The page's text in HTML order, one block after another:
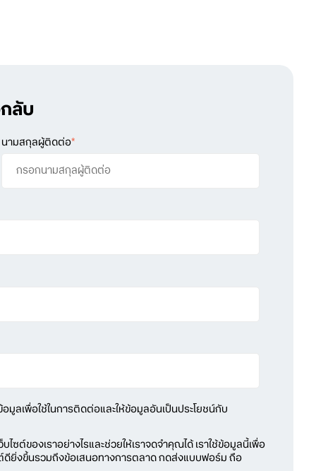
ลับ
นามสกุลผู้ติดต่อ*
มูลเพื่อใช้ในการติดต่อและให้ข้อมูลอันเป็นประโยชน์กับ
ซต์ของเราอย่างไรและช่วยให้เราจดจำคุณได้ เราใช้ข้อมูลนี้เพื่อ
ดียิ่งขึ้นรวมถึงข้อเสนอทางการตลาด กดส่งแบบฟอร์ม ถือ